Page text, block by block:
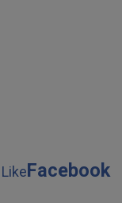
LikeFacebook